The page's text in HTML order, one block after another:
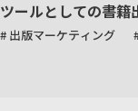
ツールとしての書籍
# 出版マーケティング